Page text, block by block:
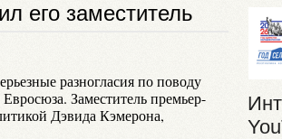
его заместитель
разногласия по поводу
Заместитель премьер-
Дэвида Кэмерона,